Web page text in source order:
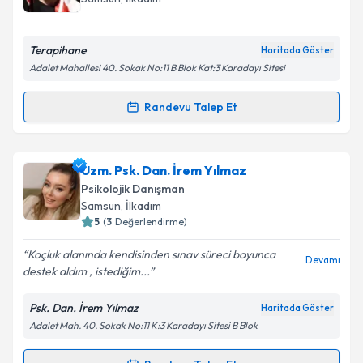
Terapihane Haritada Göster
Adalet Mahallesi 40. Sokak No:11 B Blok Kat:3 Karadayı Sitesi
Randevu Talep Et
Randevu Takvimi Talebi
Prof. Dr. Müge Yılmaziçin randevu takvimi talebi
oluşturun. Size bu uzmandan randevu almanız için bir
takvim hazırlandığında e-posta ile bilgilendireceğiz.
Kişisel verilerimin işlenmesine ilişkin
Aydınlatma
Metni'ni okudum ve kişisel verilerimin belirtilen
kapsamda işlenmesini kabul ediyorum.
Uzm. Psk. Dan. İrem Yılmaz
Psikolojik Danışman
Samsun, İlkadım
5 (3 Değerlendirme)
Koçluk alanında kendisinden sınav süreci boyunca
destek aldım , istediğim...
Devamı
Psk. Dan. İrem Yılmaz Haritada Göster
Adalet Mah. 40. Sokak No:11 K:3 Karadayı Sitesi B Blok